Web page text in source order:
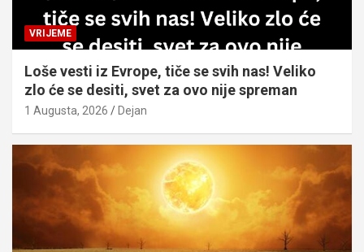
VRIJEME
Loše vesti iz Evrope, tiče se svih nas! Veliko
zlo će se desiti, svet za ovo nije spreman
1 Augusta, 2026 Dejan